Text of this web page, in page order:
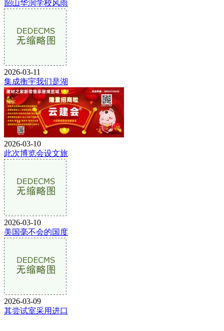
韶山华润学校风雨
2026-03-11
集成衡宇我们是湖
2026-03-10
此次博览会设文旅
2026-03-10
美国毫不会的国度
2026-03-09
其尝试室采用进口